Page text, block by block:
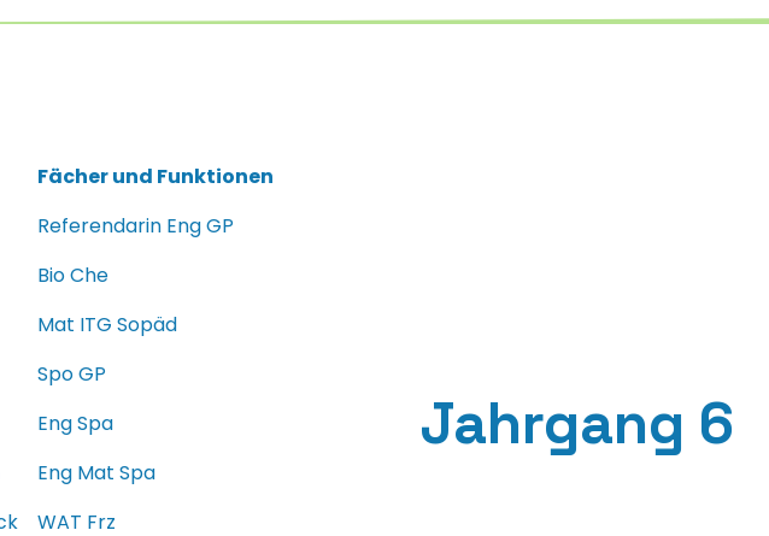
Fächer und Funktionen
Referendarin Eng GP
Bio Che
Mat ITG Sopäd
Spo GP
Eng Spa
Eng Mat Spa
WAT Frz
Jahrgang 6